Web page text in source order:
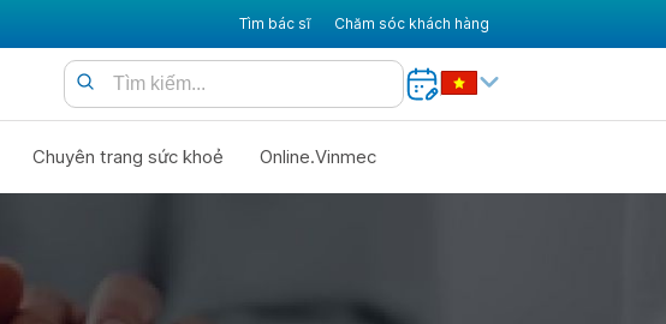
Tìm bác sĩ Chăm sóc khách hàng
Chuyên trang sức khoẻ Online.Vinmec